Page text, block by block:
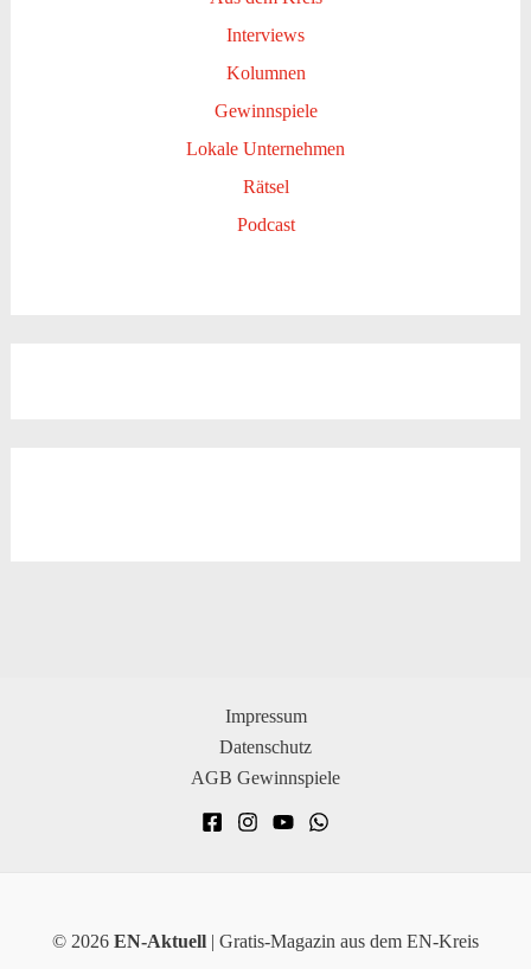
Interviews
Kolumnen
Gewinnspiele
Lokale Unternehmen
Rätsel
Podcast
Impressum
Datenschutz
AGB Gewinnspiele
© 2026 EN-Aktuell | Gratis-Magazin aus dem EN-Kreis